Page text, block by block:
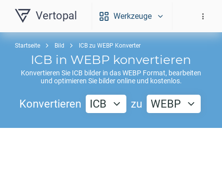
Vertopal Werkzeuge
Startseite Bild ICB zu WEBP Konverter
ICB in WEBP konvertieren
Konvertieren Sie ICB bilder in dasWEBP Format, bearbeiten
und optimieren Sie bilder online und kostenlos.
Konvertieren ICB zu WEBP